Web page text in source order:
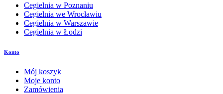
Cegielnia w Poznaniu
Cegielnia we Wrocławiu
Cegielnia w Warszawie
Cegielnia w Łodzi
Konto
Mój koszyk
Moje konto
Zamówienia